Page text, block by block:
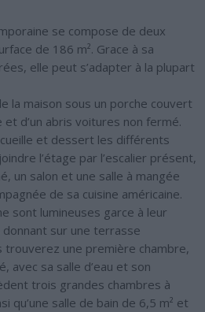
se compose de deux
de 186 m². Grace à sa
elle peut s’adapter à la plupart
la maison sous un porche couvert
d’un abris voitures non fermé.
et dessert les différents
l’étage par l’escalier présent,
un salon et une salle à mangée
de sa cuisine américaine.
sont lumineuses garce à leur
sur une terrasse
une première chambre,
avec sa salle d’eau et son
trois grandes chambres à
qu’une salle de bain de 6,5 m² et